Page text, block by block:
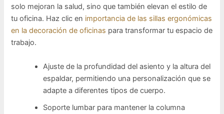
solo mejoran la salud, sino que también elevan el estilo de
tu oficina. Haz clic en importancia de las sillas ergonómicas
en la decoración de oficinas para transformar tu espacio de
trabajo.
Ajuste de la profundidad del asiento y la altura del
espaldar, permitiendo una personalización que se
adapte a diferentes tipos de cuerpo.
Soporte lumbar para mantener la columna